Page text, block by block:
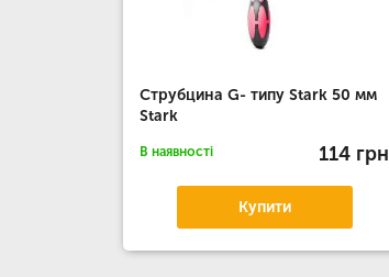
Струбцина G- типу Stark 50 мм
Stark
В наявності 114 грн
Купити